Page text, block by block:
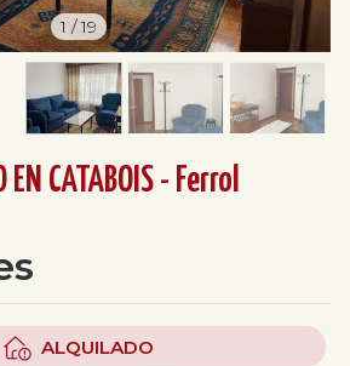
1 /19
EN CATABOIS - Ferrol
ALQUILADO